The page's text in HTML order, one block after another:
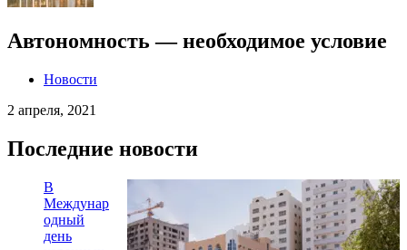
Автономность — необходимое условие
Новости
2 апреля, 2021
Последние новости
В
Междунар
одный
день